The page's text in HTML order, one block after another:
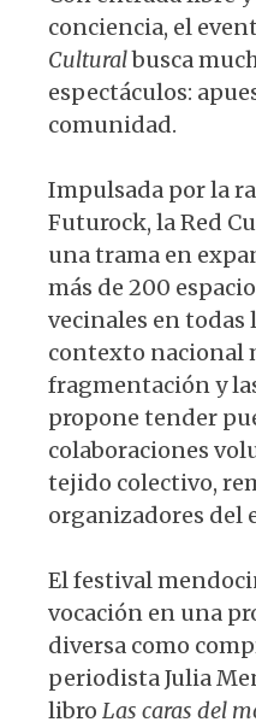
conciencia, el
Culturalbusca
espectáculos:
comunidad.
Impulsada por la
Futurock, la Red
una trama en
más de 200
vecinales en todas
contexto nacional
fragmentación y
propone tender
colaboraciones
tejido colectivo,
organizadores del
El festival
vocación en una
diversa como
periodista Julia
libro Las caras del